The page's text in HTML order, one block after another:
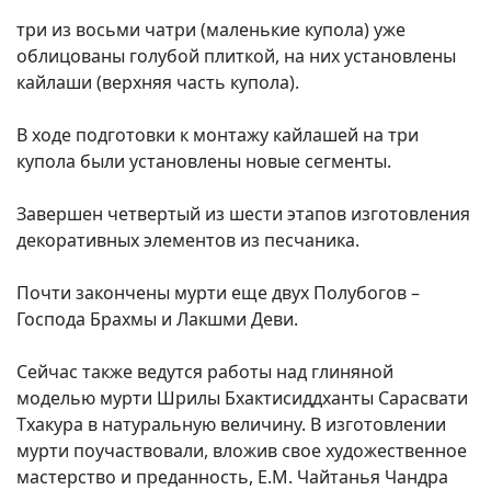
три из восьми чатри (маленькие купола) уже
облицованы голубой плиткой, на них установлены
кайлаши (верхняя часть купола).
В ходе подготовки к монтажу кайлашей на три
купола были установлены новые сегменты.
Завершен четвертый из шести этапов изготовления
декоративных элементов из песчаника.
Почти закончены мурти еще двух Полубогов –
Господа Брахмы и Лакшми Деви.
Сейчас также ведутся работы над глиняной
моделью мурти Шрилы Бхактисиддханты Сарасвати
Тхакура в натуральную величину. В изготовлении
мурти поучаствовали, вложив свое художественное
мастерство и преданность, Е.М. Чайтанья Чандра